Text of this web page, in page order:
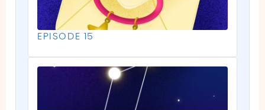
EPISODE 15